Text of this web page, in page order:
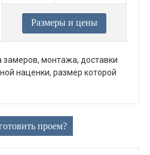
Размеры и цены
замеров, монтажа, доставки
наценки, размер которой
проем?